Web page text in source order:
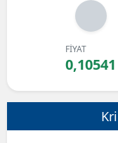
FİYAT
0,10541